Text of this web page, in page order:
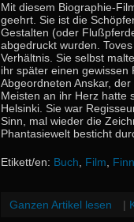
Mit diesem Biographie-
geehrt. Sie ist die
Gestalten (oder
abgedruckt wurden.
Verhältnis. Sie selbst
ihr später einen gewissen
Abgeordneten Anskar,
Meisten an ihr Herz hatte
Helsinki. Sie war
Sinn, mal wieder die
Phantasiewelt besticht
Etikett/en: Buch Film
Ganzen Artikel lesen |